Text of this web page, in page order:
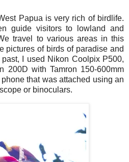
Papua is very rich of birdlife.
guide visitors to lowland and
travel to various areas in this
pictures of birds of paradise and
I used Nikon Coolpix P500,
200D with Tamron 150-600mm
that was attached using an
or binoculars.